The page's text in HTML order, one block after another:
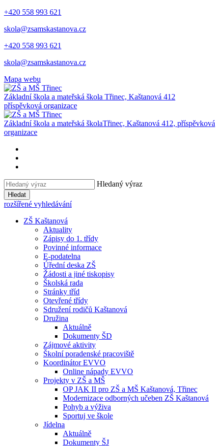
+420 558 993 621
skola@zsamskastanova.cz
+420 558 993 621
skola@zsamskastanova.cz
Mapa webu
Základní škola a mateřská škola Třinec, Kaštanová 412
příspěvková organizace
Základní škola a mateřská školaTřinec, Kaštanová 412, příspěvková
organizace
Hledaný výraz
Hledat
rozšířené vyhledávání
ZŠ Kaštanová
Aktuality
Zápisy do 1. třídy
Povinné informace
E-podatelna
Úřední deska ZŠ
Žádosti a jiné tiskopisy
Školská rada
Stránky tříd
Otevřené třídy
Sdružení rodičů Kaštanová
Družina
Aktuálně
Dokumenty ŠD
Zájmové aktivity
Školní poradenské pracoviště
Koordinátor EVVO
Online nápady EVVO
Projekty v ZŠ a MŠ
OP JAK II pro ZŠ a MŠ Kaštanová, Třinec
Modernizace odborných učeben ZŠ Kaštanová
Pohyb a výživa
Sportuj ve škole
Jídelna
Aktuálně
Dokumenty ŠJ